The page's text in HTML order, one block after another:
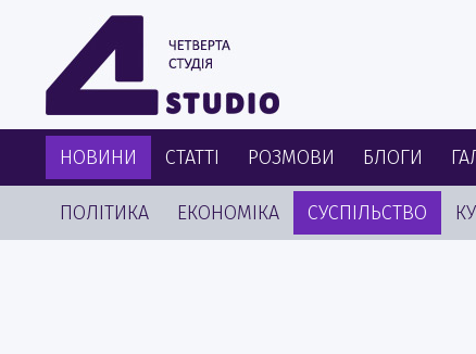
НОВИНИ СТАТТІ РОЗМОВИ БЛОГИ
ПОЛІТИКА ЕКОНОМІКА СУСПІЛЬСТВО